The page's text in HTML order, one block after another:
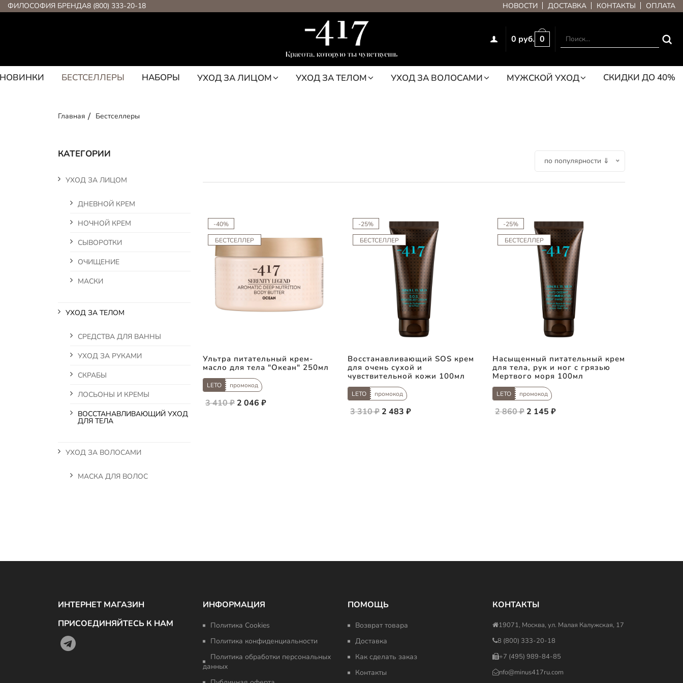
ФИЛОСОФИЯ БРЕНДА8 (800) 333-20-18 НОВОСТИ ДОСТАВКА КОНТАКТЫ ОПЛАТА
0 руб. 0
БЕСТСЕЛЛЕРЫ НАБОРЫ УХОД ЗА ЛИЦОМ УХОД ЗА ТЕЛОМ УХОД ЗА ВОЛОСАМИ МУЖСКОЙ УХОД СКИДКИ ДО 40%
Главная Бестселлеры
КАТЕГОРИИ
УХОД ЗА ЛИЦОМ
ДНЕВНОЙ КРЕМ
НОЧНОЙ КРЕМ
СЫВОРОТКИ
ОЧИЩЕНИЕ
МАСКИ
УХОД ЗА ТЕЛОМ
СРЕДСТВА ДЛЯ ВАННЫ
УХОД ЗА РУКАМИ
СКРАБЫ
ЛОСЬОНЫ И КРЕМЫ
ВОССТАНАВЛИВАЮЩИЙ УХОД
ДЛЯ ТЕЛА
УХОД ЗА ВОЛОСАМИ
МАСКА ДЛЯ ВОЛОС
по популярности ⇓
-40%
БЕСТСЕЛЛЕР
Ультра питательный крем-
масло для тела "Океан" 250мл
LETO промокод
3 410 ₽ 2 046 ₽
-25%
БЕСТСЕЛЛЕР
Восстанавливающий SOS крем
для очень сухой и
чувствительной кожи 100мл
LETO промокод
3 310 ₽ 2 483 ₽
-25%
БЕСТСЕЛЛЕР
Насыщенный питательный крем
для тела, рук и ног с грязью
Мертвого моря 100мл
LETO промокод
2 860 ₽ 2 145 ₽
ИНТЕРНЕТ МАГАЗИН
ПРИСОЕДИНЯЙТЕСЬ К НАМ
ИНФОРМАЦИЯ
Политика Cookies
Политика конфиденциальности
Политика обработки персональных
данных
ПОМОЩЬ
Возврат товара
Доставка
Как сделать заказ
Контакты
КОНТАКТЫ
19071, Москва, ул. Малая Калужская, 17
8 (800) 333-20-18
+7 (495) 989-84-85
nfo@minus417ru.com